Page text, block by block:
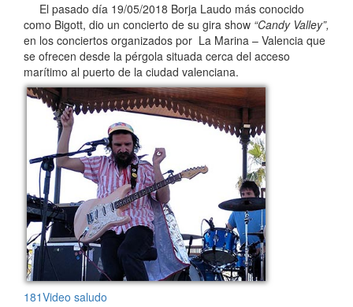
El pasado día 19/05/2018 Borja Laudo más conocido
como Bigott, dio un concierto de su gira show “Candy Valley”,
en los conciertos organizados por La Marina – Valencia que
se ofrecen desde la pérgola situada cerca del acceso
marítimo al puerto de la ciudad valenciana.
181Video saludo